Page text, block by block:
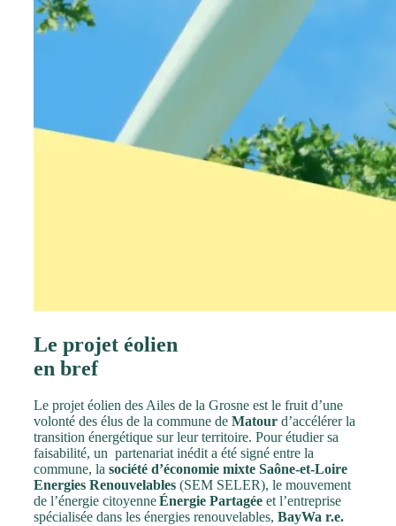
Le projet éolien
en bref
Le projet éolien des Ailes de la Grosne est le fruit d’une
volonté des élus de la commune de Matour d’accélérer la
transition énergétique sur leur territoire. Pour étudier sa
faisabilité, un partenariat inédit a été signé entre la
commune, la société d’économie mixte Saône-et-Loire
Energies Renouvelables (SEM SELER), le mouvement
de l’énergie citoyenneÉnergie Partagée et l’entreprise
spécialisée dans les énergies renouvelables, BayWa r.e.